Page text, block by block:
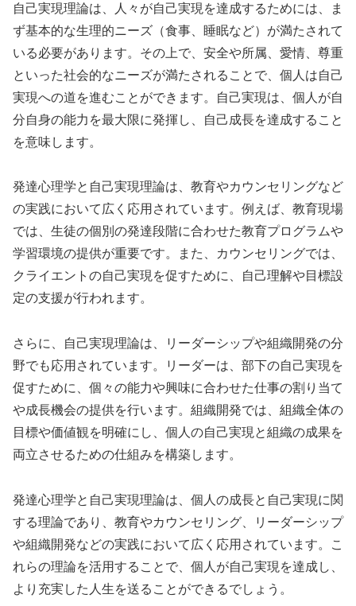
自己実現理論は、人々が自己実現を達成するためには、ま
ず基本的な生理的ニーズ（食事、睡眠など）が満たされて
いる必要があります。その上で、安全や所属、愛情、尊重
といった社会的なニーズが満たされることで、個人は自己
実現への道を進むことができます。自己実現は、個人が自
分自身の能力を最大限に発揮し、自己成長を達成すること
を意味します。
発達心理学と自己実現理論は、教育やカウンセリングなど
の実践において広く応用されています。例えば、教育現場
では、生徒の個別の発達段階に合わせた教育プログラムや
学習環境の提供が重要です。また、カウンセリングでは、
クライエントの自己実現を促すために、自己理解や目標設
定の支援が行われます。
さらに、自己実現理論は、リーダーシップや組織開発の分
野でも応用されています。リーダーは、部下の自己実現を
促すために、個々の能力や興味に合わせた仕事の割り当て
や成長機会の提供を行います。組織開発では、組織全体の
目標や価値観を明確にし、個人の自己実現と組織の成果を
両立させるための仕組みを構築します。
発達心理学と自己実現理論は、個人の成長と自己実現に関
する理論であり、教育やカウンセリング、リーダーシップ
や組織開発などの実践において広く応用されています。こ
れらの理論を活用することで、個人が自己実現を達成し、
より充実した人生を送ることができるでしょう。